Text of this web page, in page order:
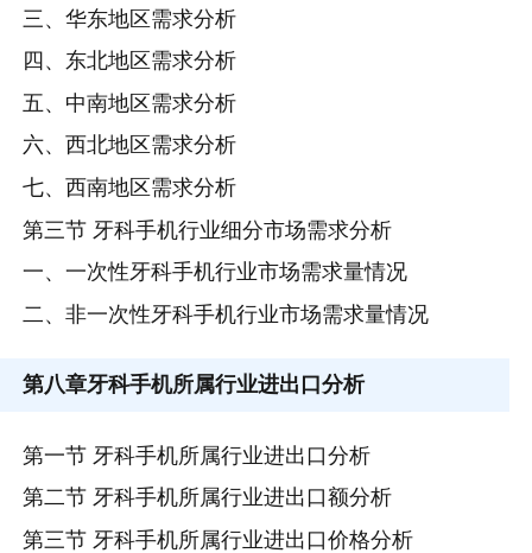
三、华东地区需求分析
四、东北地区需求分析
五、中南地区需求分析
六、西北地区需求分析
七、西南地区需求分析
第三节 牙科手机行业细分市场需求分析
一、一次性牙科手机行业市场需求量情况
二、非一次性牙科手机行业市场需求量情况
第八章牙科手机所属行业进出口分析
第一节 牙科手机所属行业进出口分析
第二节 牙科手机所属行业进出口额分析
第三节 牙科手机所属行业进出口价格分析